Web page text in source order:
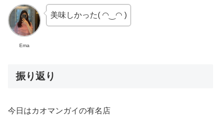
Ema
美味しかった( ◠‿◠ )
振り返り
今日はカオマンガイの有名店